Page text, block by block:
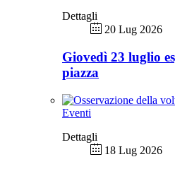
Dettagli
20 Lug 2026
Giovedì 23 luglio
piazza
Eventi
Dettagli
18 Lug 2026